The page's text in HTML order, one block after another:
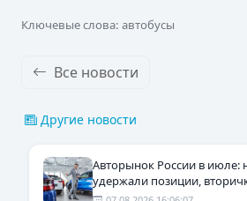
Ключевые слова: автобусы
Все новости
Другие новости
Авторынок России в
удержали позиции,